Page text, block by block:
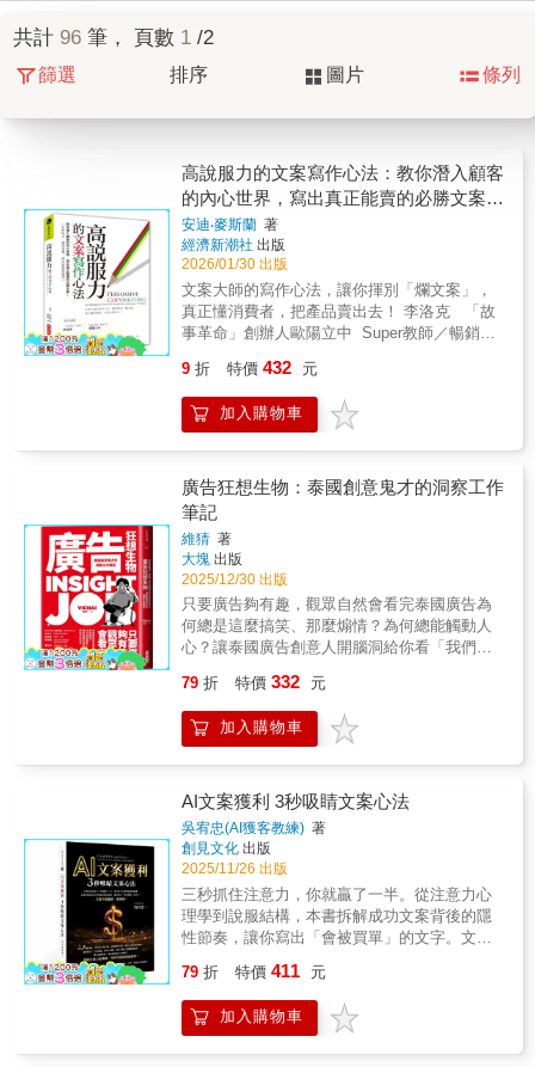
共計 96 筆， 頁數 1 /2
篩選 排序 圖片 條列
高說服力的文案寫作心法：教你潛入顧客
的內心世界，寫出真正能賣的必勝文案！
（社群貼文、廣告宣傳、網站銷售都適
用）
安迪‧麥斯蘭 著
經濟新潮社 出版
2026/01/30 出版
文案大師的寫作心法，讓你揮別「爛文案」，
真正懂消費者，把產品賣出去！ 李洛克 「故
事革命」創辦人歐陽立中 Super教師／暢銷作
你的文案如何有效地直指人心，說服消費者、
改變他們的心態、促成購買？ 英國的文案大師
安迪‧麥斯蘭，在這本書中明確指出，雖然如今
件新衣服。文案的目的，就是要運用文字去改
變別人的行為，使人們有不同的思考、感受和
行動，這是不變的。因此，你需要學會同理、
影響、說服的方法與技巧。如同作者所說的：
「行銷術就如同勾著一張乳酪照片的捕鼠器。
可憐的消費者被『哄騙』著閱讀文案，也許也
因此掏錢購物。相反的，內容行銷則是真的勾
了一塊乳酪的捕鼠器。老鼠很感謝地吃了一頓
方形點心，因此願意被捕。重點來了：大部分
內容行銷實際上是一大塊乳酪，可是卻完全沒
出錢的「捕鼠器」，就是作者特別想傳達的重
點。行銷時要注意的是：人們喜歡故事。人們
會受到情緒影響。人們喜歡模式。人們有好奇
人心，才能寫好文案。人們根深柢固的需求，
可參考馬斯洛的「需求層級理論」；本書更提
供能觸動讀者的19種情感，可以依你撰寫文案
的目的，參考使用。本書特色還有：★獨特的
「情感文案術」方法★在強調「產品效益」之
前，可以先運用：承諾、祕密、說故事。★缺
乏感覺、無聊的產品，要如何寫文案？★show,
行銷、社群貼文的訣竅★「故事型文案的4大要
素」、「有效文案的5P風格」、「觸動讀者的6
大情感」、「26個對讀者的行動呼籲」……★
9 折 特價 432 元
加入購物車
廣告狂想生物：泰國創意鬼才的洞察工作
筆記
維猜 著
大塊 出版
2025/12/30 出版
只要廣告夠有趣，觀眾自然會看完泰國廣告為
何總是這麼搞笑、那麼煽情？為何總能觸動人
心？讓泰國廣告創意人開腦洞給你看「我們的
體畫面而已。」雖然現在的內容製作越來越複
雜，但有一件事始終不會變，也永遠不困難，
那就是真誠。如果你想賣東西，那就老老實實
作公司創意總監暨共同創辦人維猜的創作心路
歷程，帶你走進泰國最具話題的廣告製作公司
之一的幕後世界。書中不僅記錄了維猜與團隊
如何從日常生活中發掘洞察，更像是邀你坐進
了維猜和伙伴賓士的辦公室、會議室，甚至潛
入他們的腦袋裡，看著他們如何發想、辯論、
拆解問題，如何將這些靈感打磨成充滿個性的
廣告腳本。每一支作品都蘊藏著敏銳又真實的
生活洞察與大膽的創意。而這些提問、傾聽、
當中，也適用於生活中人際關係的基本準則。
HowHow陳孜昊／網路影音創作者 Wawa／法
樂數位聯合創辦人莊永新／漫畫家、導演許安
79 折 特價 332 元
加入購物車
AI文案獲利 3秒吸睛文案心法
吳宥忠(AI獲客教練) 著
創見文化 出版
2025/11/26 出版
三秒抓住注意力，你就贏了一半。從注意力心
理學到說服結構，本書拆解成功文案背後的隱
性節奏，讓你寫出「會被買單」的文字。文案
「引發行動」。從標題到下單，都是心理節奏
的藝術。本書揭示「三秒吸睛」的核心邏輯，
結合行銷心理與實戰案例，帶你從創作者，成
79 折 特價 411 元
加入購物車